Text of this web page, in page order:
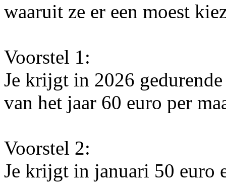
waaruit ze er een moest
Voorstel 1:
Je krijgt in 2026
van het jaar 60 euro per
Voorstel 2:
Je krijgt in januari 50 euro